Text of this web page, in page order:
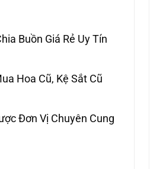
Buồn Giá Rẻ Uy Tín
Hoa Cũ, Kệ Sắt Cũ
Đơn Vị Chuyên Cung